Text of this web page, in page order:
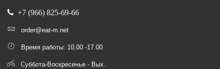
+7 (966) 825-69-66
order@eat-m.net
Время работы: 10.00 -17.00
Суббота-Воскресенье - Вых.